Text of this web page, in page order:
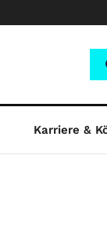
Karriere &